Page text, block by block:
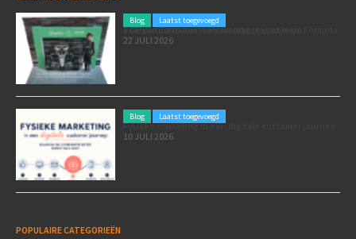
Blog Laatst toegevoegd
Poleposition voor je marketing: zó zet je de Formule 1 GP van Zandvoort in als marketingmoment
22 JULI 2026
Blog Laatst toegevoegd
Fysieke marketing in een digitale customer journey
10 JULI 2026
POPULAIRE CATEGORIEËN